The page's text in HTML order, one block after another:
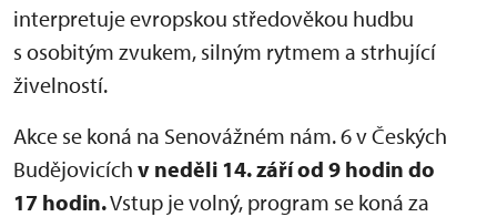
interpretuje evropskou středověkou hudbu
s osobitým zvukem, silným rytmem a strhující
živelností.
Akce se koná na Senovážném nám. 6 v Českých
Budějovicích v neděli 14. září od 9 hodin do
17 hodin.Vstup je volný, program se koná za